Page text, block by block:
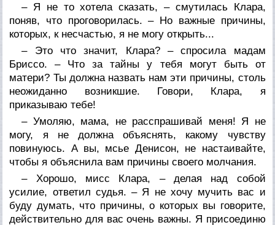
– Я не то хотела сказать, – смутилась Клара,
поняв, что проговорилась. – Но важные причины,
которых, к несчастью, я не могу открыть...
– Это что значит, Клара? – спросила мадам
Бриссо. – Что за тайны у тебя могут быть от
матери? Ты должна назвать нам эти причины, столь
неожиданно возникшие. Говори, Клара, я
приказываю тебе!
– Умоляю, мама, не расспрашивай меня! Я не
могу, я не должна объяснять, какому чувству
повинуюсь. А вы, мсье Денисон, не настаивайте,
чтобы я объяснила вам причины своего молчания.
– Хорошо, мисс Клара, – делая над собой
усилие, ответил судья. – Я не хочу мучить вас и
буду думать, что причины, о которых вы говорите,
действительно для вас очень важны. Я присоединю